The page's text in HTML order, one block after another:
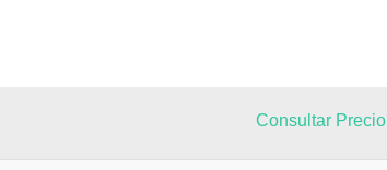
Consultar Precio